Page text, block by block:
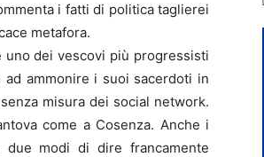
i fatti di politica taglierei
metafora.
uno dei vescovi più progressisti
ad ammonire i suoi sacerdoti in
misura dei social network.
come a Cosenza. Anche i
modi di dire francamente